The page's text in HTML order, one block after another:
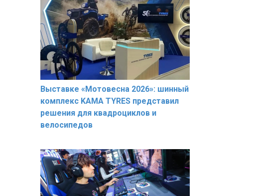
Выставке «Мотовесна 2026»: шинный
комплекс KAMA TYRES представил
решения для квадроциклов и
велосипедов